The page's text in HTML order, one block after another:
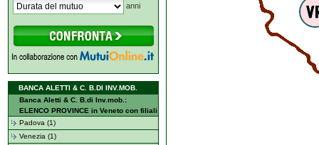
anni
BANCA ALETTI & C. B.DI INV.MOB.
Banca Aletti & C. B.di Inv.mob.:
ELENCO PROVINCE in Veneto con filiali
Padova (1)
Venezia (1)